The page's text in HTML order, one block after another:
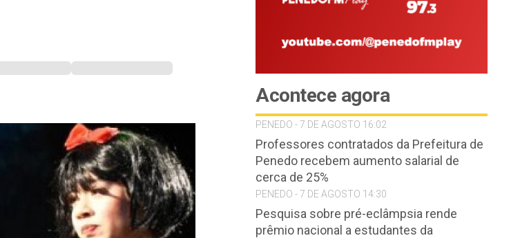
Acontece agora
PENEDO - 7 DE AGOSTO 16:02
Professores contratados da Prefeitura de
Penedo recebem aumento salarial de
cerca de 25%
PENEDO - 7 DE AGOSTO 14:30
Pesquisa sobre pré-eclâmpsia rende
prêmio nacional a estudantes da